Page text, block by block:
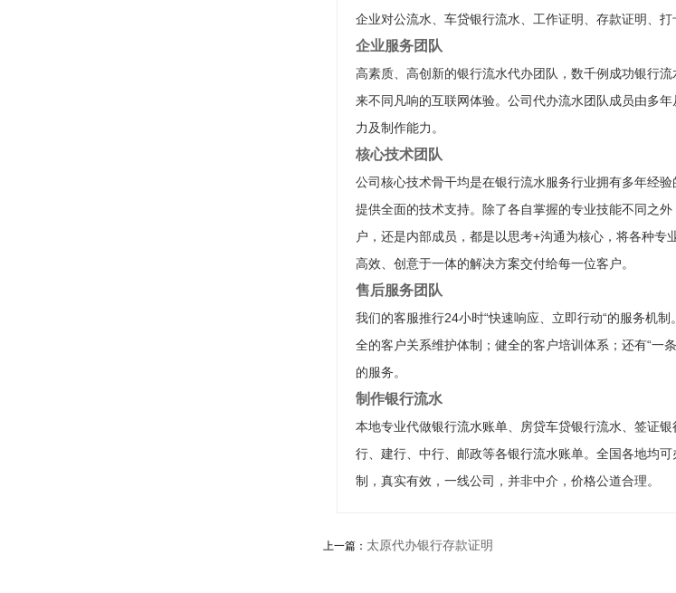
企业对公流水、车贷银行流水、工作证明、存款证明、打
企业服务团队
高素质、高创新的银行流水代办团队，数千例成功银行
来不同凡响的互联网体验。公司代办流水团队成员由多
力及制作能力。
核心技术团队
公司核心技术骨干均是在银行流水服务行业拥有多年经
提供全面的技术支持。除了各自掌握的专业技能不同之
户，还是内部成员，都是以思考+沟通为核心，将各种专
高效、创意于一体的解决方案交付给每一位客户。
售后服务团队
我们的客服推行24小时“快速响应、立即行动“的服务机
全的客户关系维护体制；健全的客户培训体系；还有“一
的服务。
制作银行流水
本地专业代做银行流水账单、房贷车贷银行流水、签证
行、建行、中行、邮政等各银行流水账单。全国各地均
制，真实有效，一线公司，并非中介，价格公道合理。
上一篇： 太原代办银行存款证明